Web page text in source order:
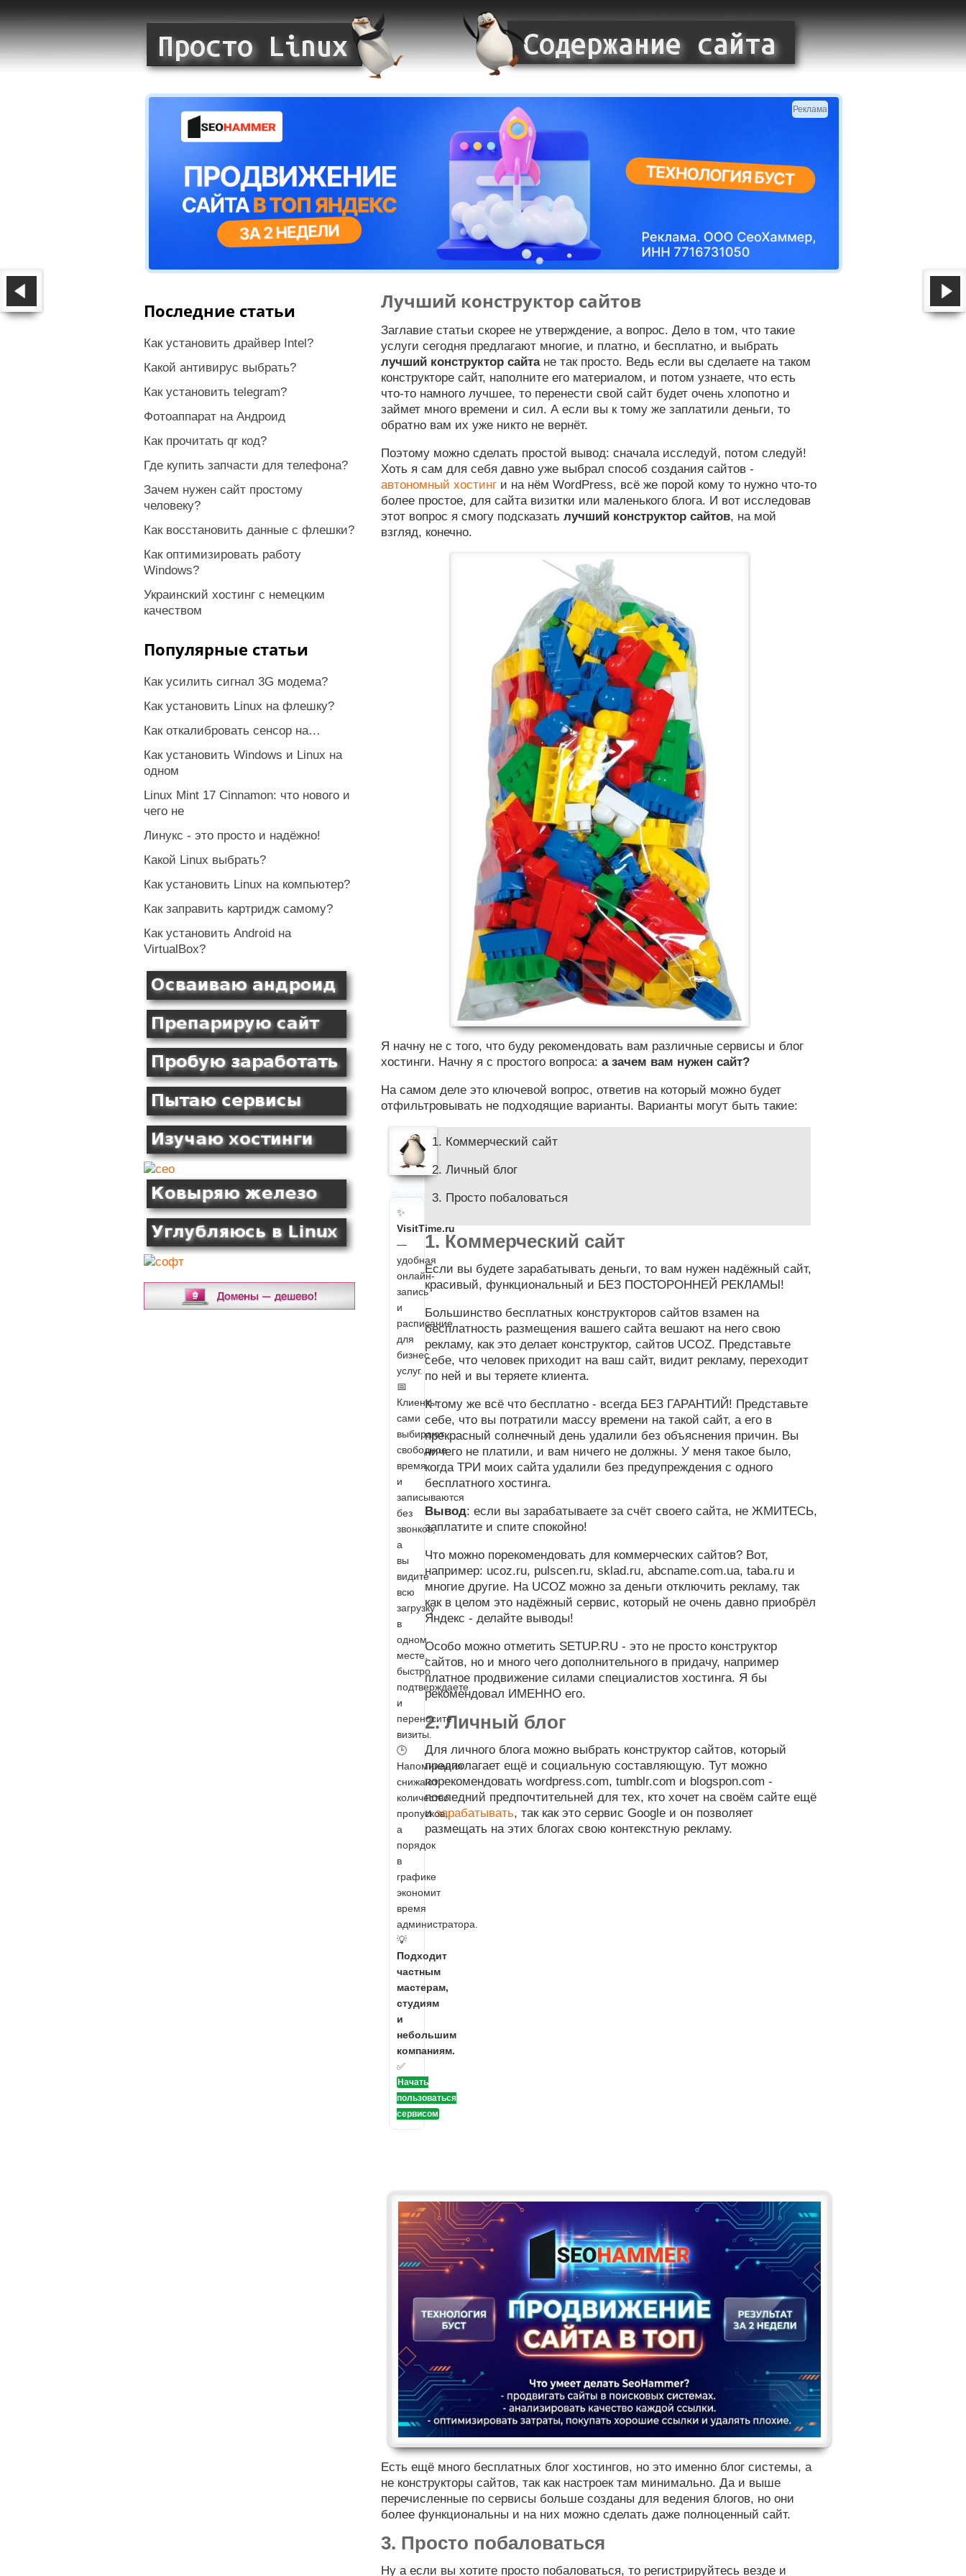
Реклама
Лучший конструктор сайтов
Заглавие статьи скорее не утверждение, а вопрос. Дело в том, что такие
услуги сегодня предлагают многие, и платно, и бесплатно, и выбрать
лучший конструктор сайтане так просто. Ведь если вы сделаете на таком
конструкторе сайт, наполните его материалом, и потом узнаете, что есть
что-то намного лучшее, то перенести свой сайт будет очень хлопотно и
займет много времени и сил. А если вы к тому же заплатили деньги, то
обратно вам их уже никто не вернёт.
Поэтому можно сделать простой вывод: сначала исследуй, потом следуй!
Хоть я сам для себя давно уже выбрал способ создания сайтов -
автономный хостинг и на нём WordPress, всё же порой кому то нужно что-то
более простое, для сайта визитки или маленького блога. И вот исследовав
этот вопрос я смогу подсказать лучший конструктор сайтов, на мой
взгляд, конечно.
Я начну не с того, что буду рекомендовать вам различные сервисы и блог
хостинги. Начну я с простого вопроса: а зачем вам нужен сайт?
На самом деле это ключевой вопрос, ответив на который можно будет
отфильтровывать не подходящие варианты. Варианты могут быть такие:
Реклама
✨
VisitTime.ru
—
удобная
онлайн-
запись
и
расписание
для
бизнес
услуг.
📅
Клиенты
сами
выбирают
свободное
время
и
записываются
без
звонков,
а
вы
видите
всю
загрузку
в
одном
месте,
быстро
подтверждаете
и
переносите
визиты.
🕒
Напоминания
снижают
количество
пропусков,
а
порядок
в
графике
экономит
время
администратора.
💡
Подходит
частным
мастерам,
студиям
и
небольшим
компаниям.
✅
Начать
пользоваться
сервисом
1. Коммерческий сайт
2. Личный блог
3. Просто побаловаться
1. Коммерческий сайт
Если вы будете зарабатывать деньги, то вам нужен надёжный сайт,
красивый, функциональный и БЕЗ ПОСТОРОННЕЙ РЕКЛАМЫ!
Большинство бесплатных конструкторов сайтов взамен на
бесплатность размещения вашего сайта вешают на него свою
рекламу, как это делает конструктор, сайтов UCOZ. Представьте
себе, что человек приходит на ваш сайт, видит рекламу, переходит
по ней и вы теряете клиента.
К тому же всё что бесплатно - всегда БЕЗ ГАРАНТИЙ! Представьте
себе, что вы потратили массу времени на такой сайт, а его в
прекрасный солнечный день удалили без объяснения причин. Вы
ничего не платили, и вам ничего не должны. У меня такое было,
когда ТРИ моих сайта удалили без предупреждения с одного
бесплатного хостинга.
Вывод: если вы зарабатываете за счёт своего сайта, не ЖМИТЕСЬ,
заплатите и спите спокойно!
Что можно порекомендовать для коммерческих сайтов? Вот,
например: ucoz.ru, pulscen.ru, sklad.ru, abcname.com.ua, taba.ru и
многие другие. На UCOZ можно за деньги отключить рекламу, так
как в целом это надёжный сервис, который не очень давно приобрёл
Яндекс - делайте выводы!
Особо можно отметить SETUP.RU - это не просто конструктор
сайтов, но и много чего дополнительного в придачу, например
платное продвижение силами специалистов хостинга. Я бы
рекомендовал ИМЕННО его.
2. Личный блог
Для личного блога можно выбрать конструктор сайтов, который
предполагает ещё и социальную составляющую. Тут можно
порекомендовать wordpress.com, tumblr.com и blogspon.com -
последний предпочтительней для тех, кто хочет на своём сайте ещё
изарабатывать, так как это сервис Google и он позволяет
размещать на этих блогах свою контекстную рекламу.
Реклама
Есть ещё много бесплатных блог хостингов, но это именно блог системы, а
не конструкторы сайтов, так как настроек там минимально. Да и выше
перечисленные по сервисы больше созданы для ведения блогов, но они
более функциональны и на них можно сделать даже полноценный сайт.
3. Просто побаловаться
Ну а если вы хотите просто побаловаться, то регистрируйтесь везде и
Последние статьи
Как установить драйвер Intel?
Какой антивирус выбрать?
Как установить telegram?
Фотоаппарат на Андроид
Как прочитать qr код?
Где купить запчасти для телефона?
Зачем нужен сайт простому
человеку?
Как восстановить данные с флешки?
Как оптимизировать работу
Windows?
Украинский хостинг с немецким
качеством
Популярные статьи
Как усилить сигнал 3G модема?
Как установить Linux на флешку?
Как откалибровать сенсор на…
Как установить Windows и Linux на
одном
Linux Mint 17 Cinnamon: что нового и
чего не
Линукс - это просто и надёжно!
Какой Linux выбрать?
Как установить Linux на компьютер?
Как заправить картридж самому?
Как установить Android на
VirtualBox?